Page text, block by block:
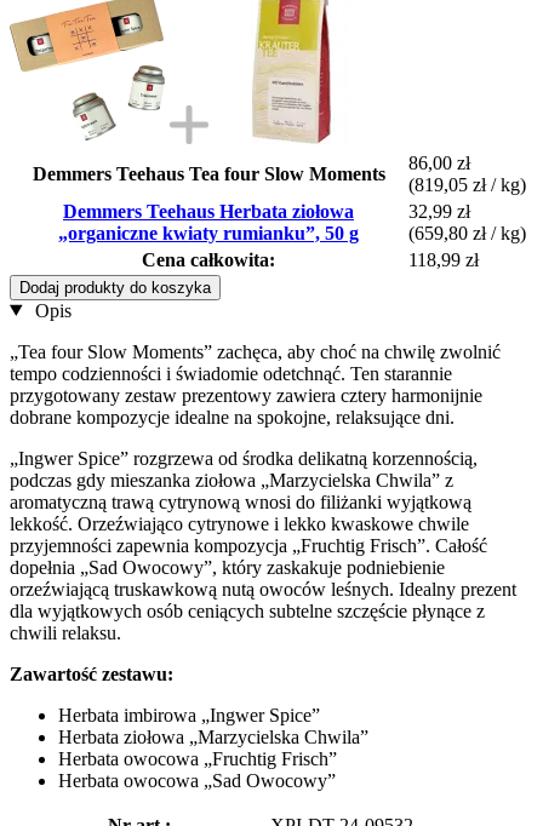
Demmers Teehaus Tea four Slow Moments
86,00 zł
(819,05 zł / kg)
Demmers Teehaus Herbata ziołowa
„organiczne kwiaty rumianku”, 50 g
32,99 zł
(659,80 zł / kg)
Cena całkowita:
118,99 zł
Dodaj produkty do koszyka
Opis
„Tea four Slow Moments” zachęca, aby choć na chwilę zwolnić
tempo codzienności i świadomie odetchnąć. Ten starannie
przygotowany zestaw prezentowy zawiera cztery harmonijnie
dobrane kompozycje idealne na spokojne, relaksujące dni.
„Ingwer Spice” rozgrzewa od środka delikatną korzennością,
podczas gdy mieszanka ziołowa „Marzycielska Chwila” z
aromatyczną trawą cytrynową wnosi do filiżanki wyjątkową
lekkość. Orzeźwiająco cytrynowe i lekko kwaskowe chwile
przyjemności zapewnia kompozycja „Fruchtig Frisch”. Całość
dopełnia „Sad Owocowy”, który zaskakuje podniebienie
orzeźwiającą truskawkową nutą owoców leśnych. Idealny prezent
dla wyjątkowych osób ceniących subtelne szczęście płynące z
chwili relaksu.
Zawartość zestawu:
Herbata imbirowa „Ingwer Spice”
Herbata ziołowa „Marzycielska Chwila”
Herbata owocowa „Fruchtig Frisch”
Herbata owocowa „Sad Owocowy”